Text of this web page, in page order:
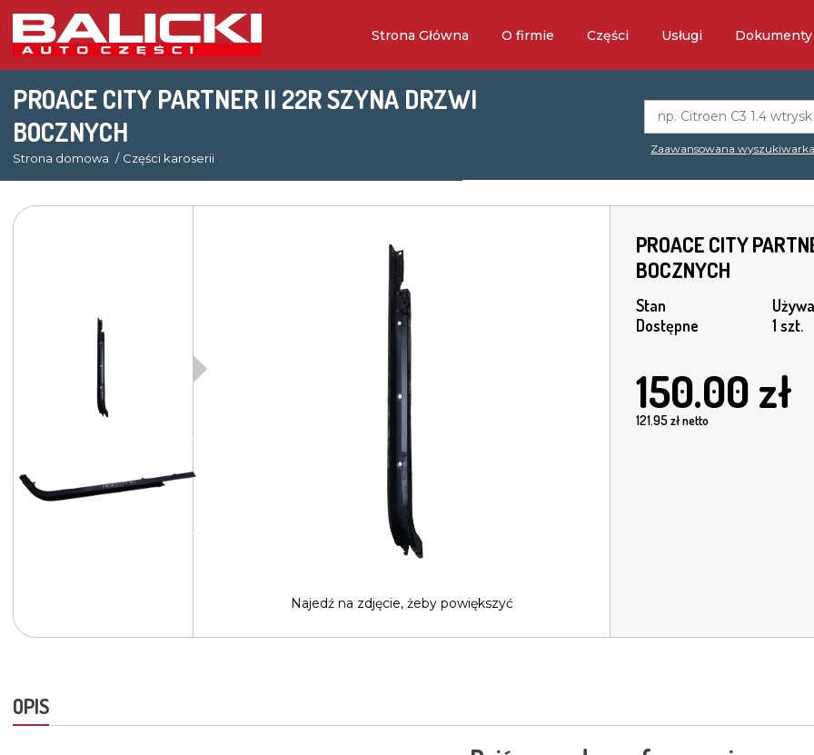
Strona Główna O firmie Części Usługi Dokumenty
PROACE CITY PARTNER II 22R SZYNA DRZWI
BOCZNYCH
Strona domowa Części karoserii
Zaawansowana wyszukiwarka
Najedź na zdjęcie, żeby powiększyć
PROACE CITY
BOCZNYCH
Stan
Dostępne
1 szt.
150.00 zł
121.95zł netto
OPIS